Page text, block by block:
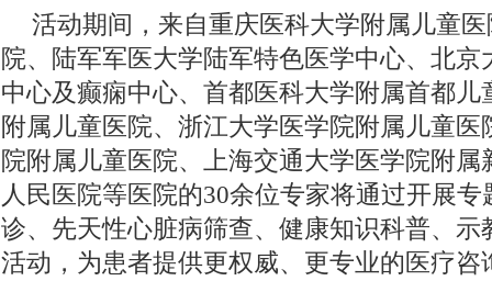
活动期间，来自重庆医科大学附属儿童
院、陆军军医大学陆军特色医学中心、北
中心及癫痫中心、首都医科大学附属首都
附属儿童医院、浙江大学医学院附属儿童
院附属儿童医院、上海交通大学医学院附
人民医院等医院的30余位专家将通过开展
诊、先天性心脏病筛查、健康知识科普、示
活动，为患者提供更权威、更专业的医疗咨